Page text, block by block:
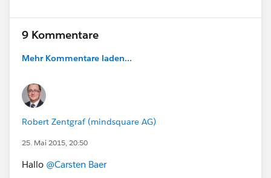
9 Kommentare
Mehr Kommentare laden...
Robert Zentgraf (mindsquare AG)
25. Mai 2015, 20:50
Hallo @Carsten Baer